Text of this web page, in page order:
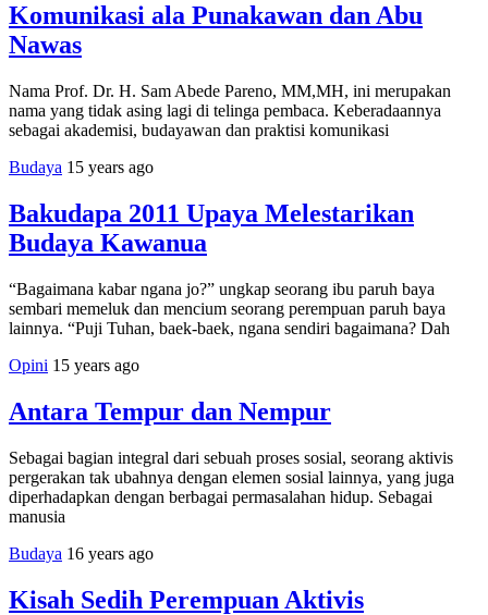
Komunikasi ala Punakawan dan Abu
Nawas
Nama Prof. Dr. H. Sam Abede Pareno, MM,MH, ini merupakan
nama yang tidak asing lagi di telinga pembaca. Keberadaannya
sebagai akademisi, budayawan dan praktisi komunikasi
Budaya 15 years ago
Bakudapa 2011 Upaya Melestarikan
Budaya Kawanua
“Bagaimana kabar ngana jo?” ungkap seorang ibu paruh baya
sembari memeluk dan mencium seorang perempuan paruh baya
lainnya. “Puji Tuhan, baek-baek, ngana sendiri bagaimana? Dah
Opini 15 years ago
Antara Tempur dan Nempur
Sebagai bagian integral dari sebuah proses sosial, seorang aktivis
pergerakan tak ubahnya dengan elemen sosial lainnya, yang juga
diperhadapkan dengan berbagai permasalahan hidup. Sebagai
manusia
Budaya 16 years ago
Kisah Sedih Perempuan Aktivis